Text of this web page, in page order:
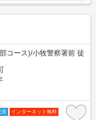
コース)/小牧警察署前 徒
実 インターネット無料